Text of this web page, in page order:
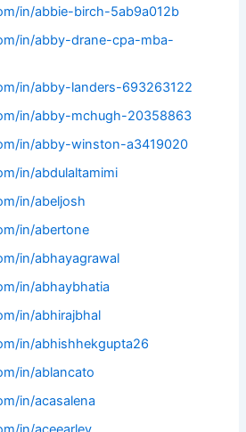
in/abbie-birch-5ab9a012b
in/abby-drane-cpa-mba-
in/abby-landers-693263122
in/abby-mchugh-20358863
in/abby-winston-a3419020
in/abdulaltamimi
in/abeljosh
in/abertone
in/abhayagrawal
in/abhaybhatia
in/abhirajbhal
in/abhishhekgupta26
in/ablancato
in/acasalena